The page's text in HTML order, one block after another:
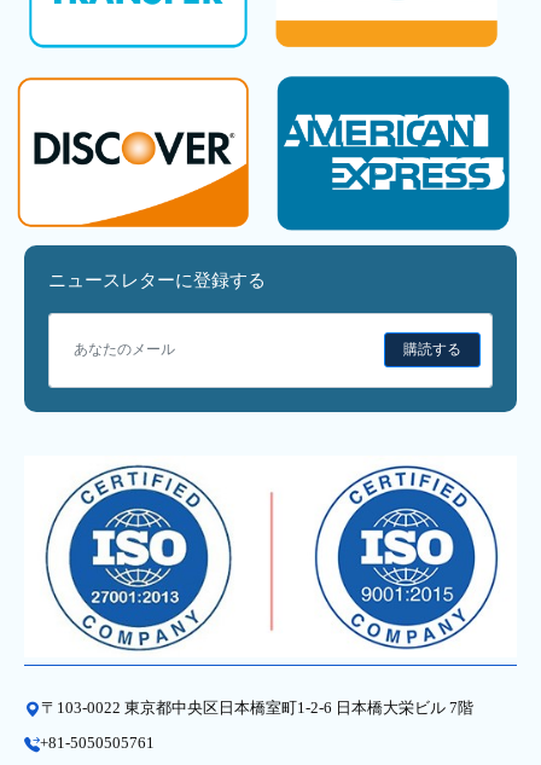
ニュースレターに登録する
購読する
〒103-0022 東京都中央区日本橋室町1-2-6 日本橋大栄ビル 7階
+81-5050505761